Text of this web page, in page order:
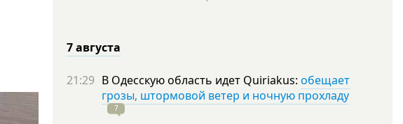
7 августа
21:29 В Одесскую область идет Quiriakus: обещает
грозы, штормовой ветер и ночную прохладу
7